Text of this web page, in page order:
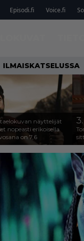
Episodi.fi Voice.fi
ILMAISKATSELUSSA
näyttelijät
nopeasti erikoisella
on 7,6
3.